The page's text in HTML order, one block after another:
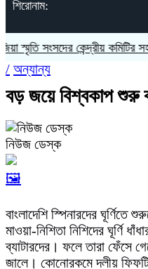
শিরোনাম:
সংসদের কেন্দ্রীয় কমিটির সহ-
/ অন্যান্য
বড় জয়ে বিশ্বকাপ শুরু
নিউজ ডেস্ক
🖼️
বাংলাদেশি স্পিনারদের ঘূর্ণিতে
মাওয়া-নিশিতা নিশিদের ঘূর্ণি
ব্যাটারদের। ফলে তারা ফেঁসে
জালে। কোনোরকমে দলীয়